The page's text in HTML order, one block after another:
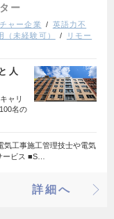
ー
ャー企業
英語力不
（未経験可）
リモー
人
ャリ
名の
気工事施工管理技士や電気
ービス ■S…
詳細へ